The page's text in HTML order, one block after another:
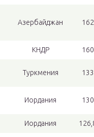
Азербайджан 162
КНДР 160
Туркмения 133
Иордания 130
Иордания